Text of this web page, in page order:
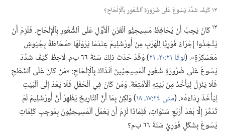
١٣ كَيْفَ شَدَّدَ يَسُوعُ عَلَى ضَرُورَةِ ٱلشُّعُورِ بِٱلْإِلْحَاحِ؟‏
١٣كَانَ يَجِبُ أَنْ يُحَافِظَ مَسِيحِيُّو ٱلْقَرْنِ ٱلْأَوَّلِ عَلَى ٱلشُّعُورِ بِٱلْإِلْحَاحِ.‏ فَلَزِمَ أَنْ
يَتَّخِذُوا إِجْرَاءً فَوْرِيًّا لِلْهَرَبِ مِنْ أُورُشَلِيمَ عِنْدَمَا يَرَوْنَهَا «مُحَاطَةً بِجُيُوشٍ
مُعَسْكِرَةٍ».‏ (‏لوقا ٢١:‏٢٠،‏ ٢١
‏)‏ وَقَدْ حَدَثَ ذلِكَ سَنَةَ ٦٦ ب‌م.‏ لَاحِظْ كَيْفَ شَدَّدَ
يَسُوعُ عَلَى ضَرُورَةِ شُعُورِ ٱلْمَسِيحِيِّينَ آنَذَاكَ بِٱلْإِلْحَاحِ:‏ «مَنْ كَانَ عَلَى ٱلسَّطْحِ
فَلَا يَنْزِلْ لِيَأْخُذَ مِنْ بَيْتِهِ ٱلْأَمْتِعَةَ.‏ وَمَنْ كَانَ فِي ٱلْحَقْلِ فَلَا يَعُدْ إِلَى ٱلْبَيْتِ
لِيَأْخُذَ رِدَاءَهُ».‏ (‏متى ٢٤:‏١٧،‏ ١٨
‏)‏ وَلكِنْ بِمَا أَنَّ ٱلتَّارِيخَ يُظْهِرُ أَنَّ أُورُشَلِيمَ لَمْ
تُدَمَّرْ إِلَّا بَعْدَ أَرْبَعِ سَنَوَاتٍ،‏ فَلِمَاذَا لَزِمَ أَنْ يَعْمَلَ ٱلْمَسِيحِيُّونَ بِمُوجِبِ كَلِمَاتِ
يَسُوعَ بِشَكْلٍ فَوْرِيٍّ سَنَةَ ٦٦ ب‌م؟‏